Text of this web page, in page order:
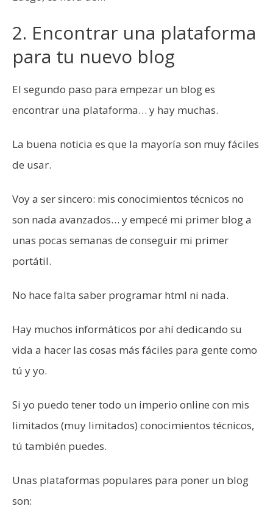
2. Encontrar una plataforma
para tu nuevo blog
El segundo paso para empezar un blog es
encontrar una plataforma… y hay muchas.
La buena noticia es que la mayoría son muy fáciles
de usar.
Voy a ser sincero: mis conocimientos técnicos no
son nada avanzados… y empecé mi primer blog a
unas pocas semanas de conseguir mi primer
portátil.
No hace falta saber programar html ni nada.
Hay muchos informáticos por ahí dedicando su
vida a hacer las cosas más fáciles para gente como
tú y yo.
Si yo puedo tener todo un imperio online con mis
limitados (muy limitados) conocimientos técnicos,
tú también puedes.
Unas plataformas populares para poner un blog
son: